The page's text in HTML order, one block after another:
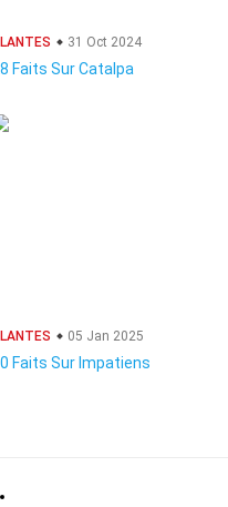
31 Oct 2024
Faits Sur Catalpa
05 Jan 2025
Faits Sur Impatiens